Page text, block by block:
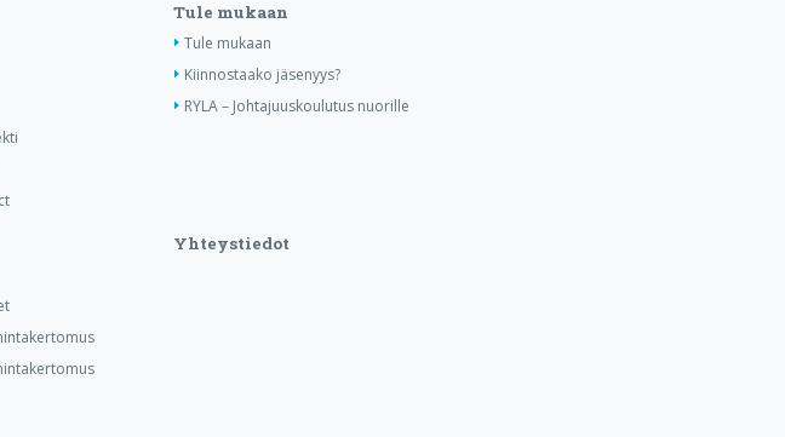
Tule mukaan
Tule mukaan
Kiinnostaako jäsenyys?
RYLA – Johtajuuskoulutus nuorille
Yhteystiedot